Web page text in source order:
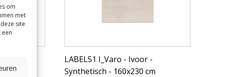
om
met
site
LABEL51 I_Varo - Ivoor -
Synthetisch - 160x230 cm